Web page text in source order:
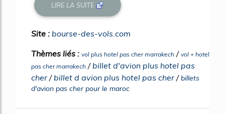
LIRE LA SUITE
Site : bourse-des-vols.com
Thèmes liés : vol plus hotel pas cher marrakech / vol + hotel
pas cher marrakech / billet d'avion plus hotel pas
cher / billet d avion plus hotel pas cher /billets
d'avion pas cher pour le maroc